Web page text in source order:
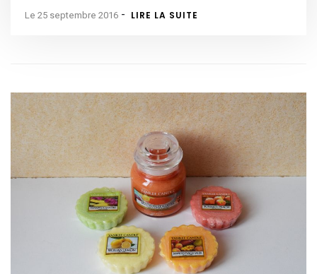
Le 25 septembre 2016 - LIRE LA SUITE